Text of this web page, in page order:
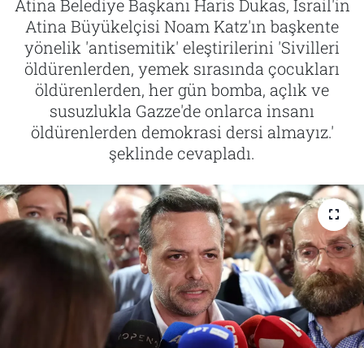
Atina Belediye Başkanı Haris Dukas, İsrail'in
Atina Büyükelçisi Noam Katz'ın başkente
yönelik 'antisemitik' eleştirilerini 'Sivilleri
öldürenlerden, yemek sırasında çocukları
öldürenlerden, her gün bomba, açlık ve
susuzlukla Gazze'de onlarca insanı
öldürenlerden demokrasi dersi almayız.'
şeklinde cevapladı.
Tarih
İletişim
Künye